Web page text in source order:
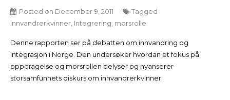
Posted on December 9, 2011
Tagged
innvandrerkvinner Integrering morsrolle
Denne rapporten ser på debatten om innvandring og
integrasjon i Norge. Den undersøker hvordan et fokus på
oppdragelse og morsrollen belyser og nyanserer
storsamfunnets diskurs om innvandrerkvinner.